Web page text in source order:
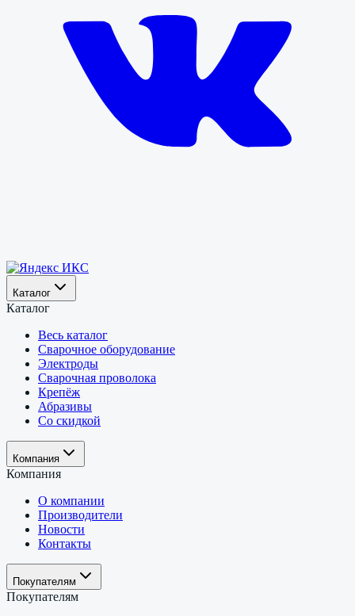
Каталог
Каталог
Весь каталог
Сварочное оборудование
Электроды
Сварочная проволока
Крепёж
Абразивы
Со скидкой
Компания
Компания
О компании
Производители
Новости
Контакты
Покупателям
Покупателям